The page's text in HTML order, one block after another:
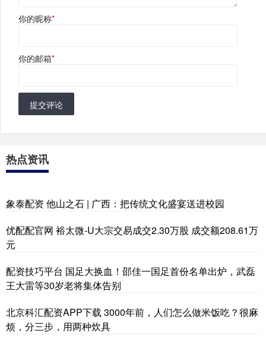
你的昵称*
你的邮箱*
提交评论
热点资讯
象泰配资 他山之石 | 广西：把传统文化盛宴送进校园
优配配官网 裕太微-U大宗交易成交2.30万股 成交额208.61万
元
配资技巧平台 国足大换血！邵佳一国足首份名单出炉，武磊
王大雷等30岁老将集体告别
北京科汇配资APP下载 3000年前，人们怎么做米饭吃？很麻
烦，分三步，用两种炊具